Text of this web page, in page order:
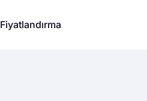
Fiyatlandırma